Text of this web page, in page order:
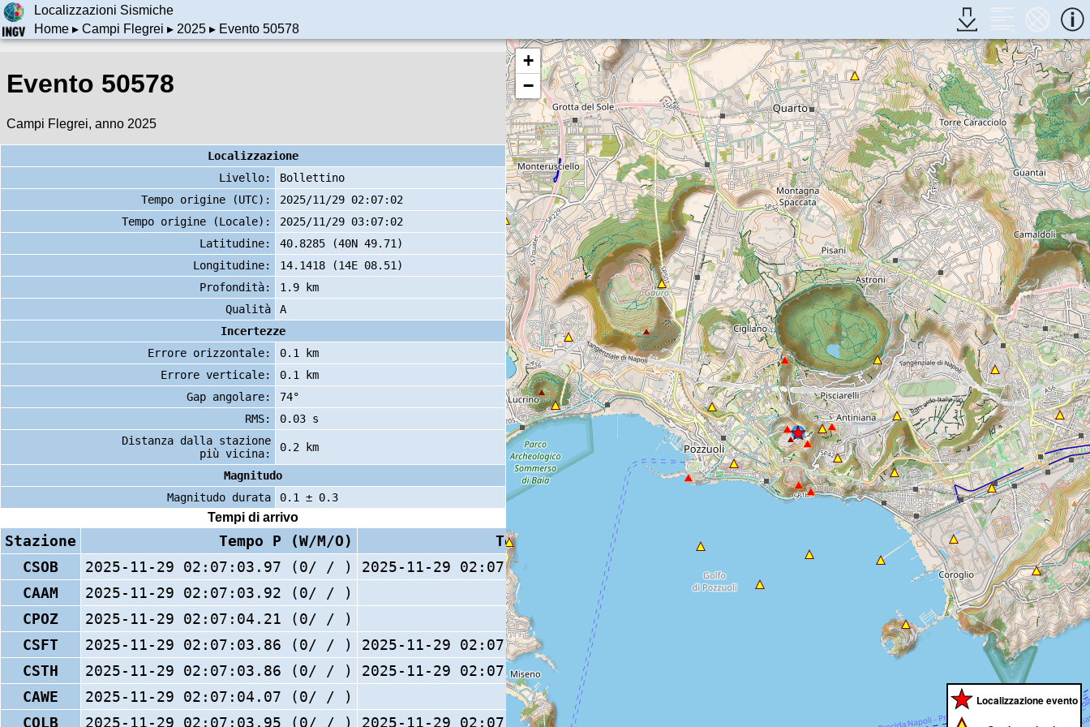
Localizzazioni Sismiche
Home▸ Campi Flegrei ▸ 2025▸ Evento 50578
Evento 50578
Campi Flegrei, anno 2025
Localizzazione
Livello:
Bollettino
Tempo origine (UTC):
2025/11/29 02:07:02
Tempo origine (Locale):
2025/11/29 03:07:02
Latitudine:
40.8285 (40N 49.71)
Longitudine:
14.1418 (14E 08.51)
Profondità:
1.9 km
Qualità
A
Incertezze
Errore orizzontale:
0.1 km
Errore verticale:
0.1 km
Gap angolare:
74°
RMS:
0.03 s
Distanza dalla stazione
più vicina:
0.2 km
Magnitudo
Magnitudo durata
0.1 ± 0.3
Tempi di arrivo
Stazione Tempo P (W/M/O) Tempo S (W/M/O)
CSOB
2025-11-29 02:07:03.97 (0/ / )
2025-11-29 02:07:04.63 (0/ / )
CAAM
2025-11-29 02:07:03.92 (0/ / )
CPOZ
2025-11-29 02:07:04.21 (0/ / )
CSFT
2025-11-29 02:07:03.86 (0/ / )
2025-11-29 02:07:04.57 (0/ / )
CSTH
2025-11-29 02:07:03.86 (0/ / ) 2025-11-29 02:07:04.63 (0/ / )
CAWE
2025-11-29 02:07:04.07 (0/ / )
COLB
2025-11-29 02:07:03.95 (0/ / ) 2025-11-29 02:07:04.72 (0/ / )
+
−
Localizzazione evento